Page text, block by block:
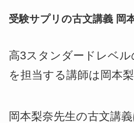
受験サプリの古文講義 岡
高3スタンダードレベル
を担当する講師は岡本梨
岡本梨奈先生の古文講